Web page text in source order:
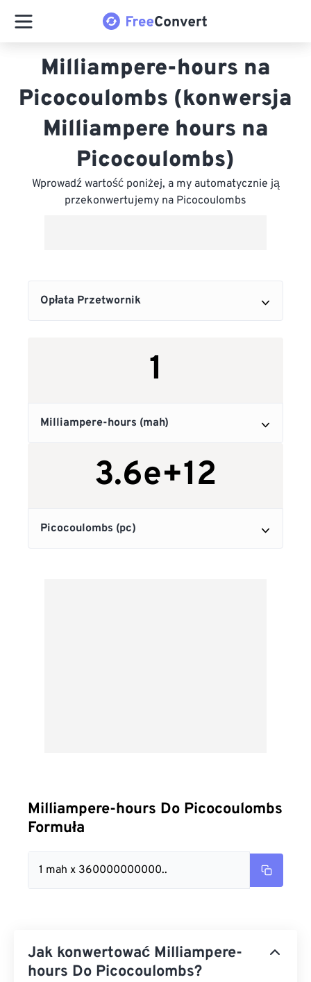
Milliampere-hours na
Picocoulombs (konwersja
Milliampere hours na
Picocoulombs)
Wprowadź wartość poniżej, a my automatycznie ją
przekonwertujemy na Picocoulombs
Milliampere-hours Do Picocoulombs
Formuła
1 mah x 360000000000..
Jak konwertować Milliampere-
hours Do Picocoulombs?